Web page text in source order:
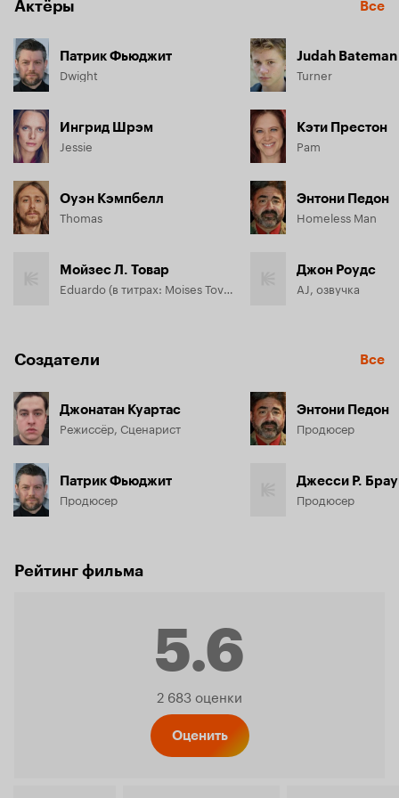
Актёры Все
Патрик Фьюджит
Dwight
Ингрид Шрэм
Jessie
Оуэн Кэмпбелл
Thomas
Мойзес Л. Товар
Judah Bateman
Turner
Кэти Престон
Pam
Энтони Педон
Homeless Man
Джон Роудс
AJ, озвучка
Создатели Все
Джонатан Куартас
Режиссёр, Сценарист
Патрик Фьюджит
Продюсер
Энтони Педон
Продюсер
Джесси Р.
Продюсер
Рейтинг фильма
5.6
Рейтинг
2 683 оценки
Оценить